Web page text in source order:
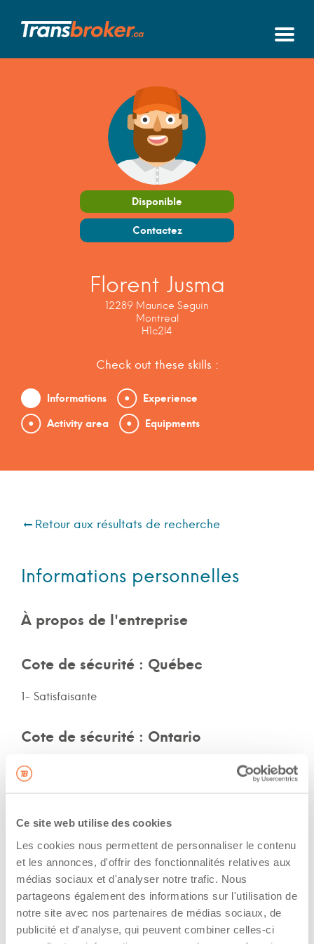
Ce site web utilise des cookies
Les cookies nous permettent de personnaliser le contenu
et les annonces, d'offrir des fonctionnalités relatives aux
médias sociaux et d'analyser notre trafic. Nous
partageons également des informations sur l'utilisation de
notre site avec nos partenaires de médias sociaux, de
publicité et d'analyse, qui peuvent combiner celles-ci
Disponible
Contactez
Florent Jusma
12289 Maurice Seguin
Montreal
H1c2l4
Check out these skills :
Informations
Experience
Activity area
Equipments
Retour aux résultats de recherche
Informations personnelles
À propos de l'entreprise
Cote de sécurité : Québec
1- Satisfaisante
Cote de sécurité : Ontario
2- Satisfaisante
Non-spécifié
Assurances et immatriculation
Possède ses propres assurances